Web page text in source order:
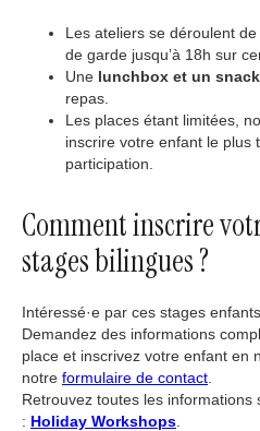
Les ateliers se déroulent de
de garde jusqu’à 18h sur
Une lunchbox et un snack
repas.
Les places étant limitées,
inscrire votre enfant le plus
participation.
Comment inscrire
stages bilingues ?
Intéressé·e par ces stages
Demandez des informations
place et inscrivez votre enfant en
notre formulaire de contact
Retrouvez toutes les
: Holiday Workshops